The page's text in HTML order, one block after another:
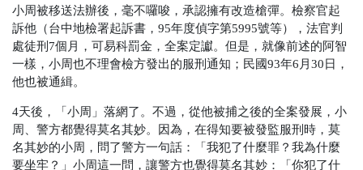
小周被移送法辦後，毫不囉唆，承認擁有改造槍彈。檢察官起
訴他（台中地檢署起訴書，95年度偵字第5995號等），法官判
處徒刑7個月，可易科罰金，全案定讞。但是，就像前述的阿智
一樣，小周也不理會檢方發出的服刑通知；民國93年6月30日，
他也被通緝。
4天後，「小周」落網了。不過，從他被捕之後的全案發展，小
周、警方都覺得莫名其妙。因為，在得知要被發監服刑時，莫
名其妙的小周，問了警方一句話：「我犯了什麼罪？我為什麼
要坐牢？」小周這一問，讓警方也覺得莫名其妙：「你犯了什